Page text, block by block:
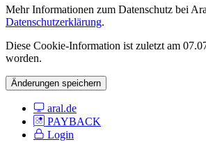
Mehr Informationen zum Datenschutz bei
Datenschutzerklärung.
Diese Cookie-Information ist zuletzt am
worden.
Änderungen speichern
aral.de
PAYBACK
Login